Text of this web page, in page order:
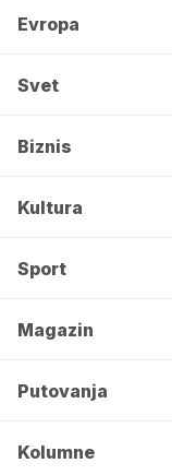
Evropa
Svet
Biznis
Kultura
Sport
Magazin
Putovanja
Kolumne